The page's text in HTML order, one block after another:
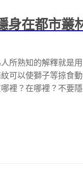
身在都市叢
所熟知的解釋就是
可以使獅子等掠食
裡？在哪裡？不要